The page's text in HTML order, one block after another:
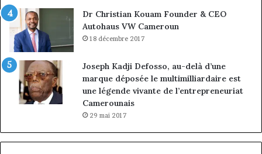
Dr Christian Kouam Founder & CEO
Autohaus VW Cameroun
18 décembre 2017
Joseph Kadji Defosso, au-delà d’une
marque déposée le multimilliardaire est
une légende vivante de l’entrepreneuriat
Camerounais
29 mai 2017